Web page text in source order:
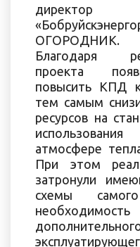
ОГОРОДНИК.
Благодаря
проекта
повысить КПД
тем самым
ресурсов на
атмосфере
При этом
затронули
схемы